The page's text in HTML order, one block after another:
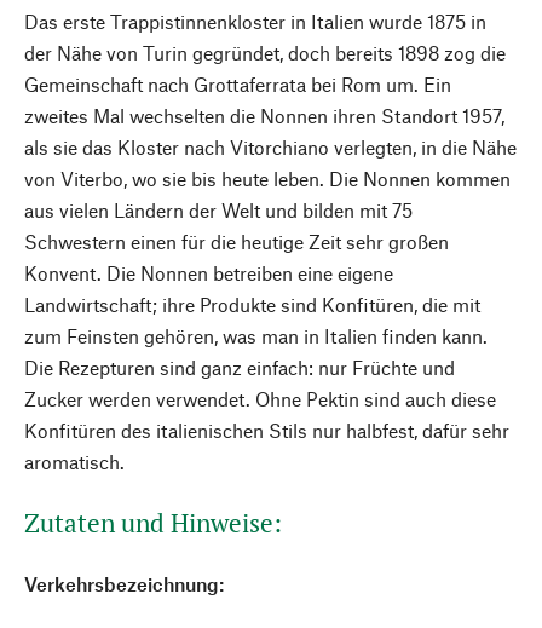
Das erste Trappistinnenkloster in Italien wurde 1875 in
der Nähe von Turin gegründet, doch bereits 1898 zog die
Gemeinschaft nach Grottaferrata bei Rom um. Ein
zweites Mal wechselten die Nonnen ihren Standort 1957,
als sie das Kloster nach Vitorchiano verlegten, in die Nähe
von Viterbo, wo sie bis heute leben. Die Nonnen kommen
aus vielen Ländern der Welt und bilden mit 75
Schwestern einen für die heutige Zeit sehr großen
Konvent. Die Nonnen betreiben eine eigene
Landwirtschaft; ihre Produkte sind Konfitüren, die mit
zum Feinsten gehören, was man in Italien finden kann.
Die Rezepturen sind ganz einfach: nur Früchte und
Zucker werden verwendet. Ohne Pektin sind auch diese
Konfitüren des italienischen Stils nur halbfest, dafür sehr
aromatisch.
Zutaten und Hinweise:
Verkehrsbezeichnung: